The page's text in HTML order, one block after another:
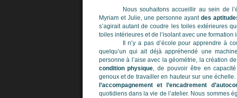
Nous souhaitons accueillir au sein de
Myriam et Julie, une personne ayant des
s’agirait autant de coudre les toiles extérieures
toiles intérieures et de l’isolant avec une
Il n’y a pas d’école pour apprendre à
quelqu’un qui ait déjà appréhendé une
personne à l’aise avec la géométrie, la création
condition physique, de pouvoir être en
genoux et de travailler en hauteur sur une
l’accompagnement et l’encadrement
quotidiens dans la vie de l’atelier. Nous sommes